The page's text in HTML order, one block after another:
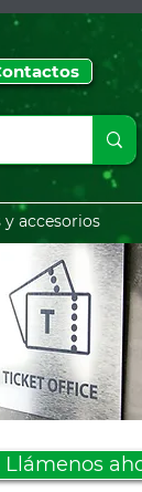
y accesorios
Llámenos